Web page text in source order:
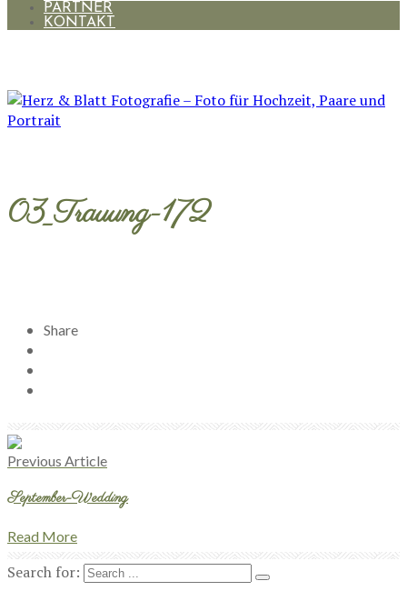
PARTNER
KONTAKT
03_Trauung-172
Share
Previous Article
September-Wedding
Read More
Search for: